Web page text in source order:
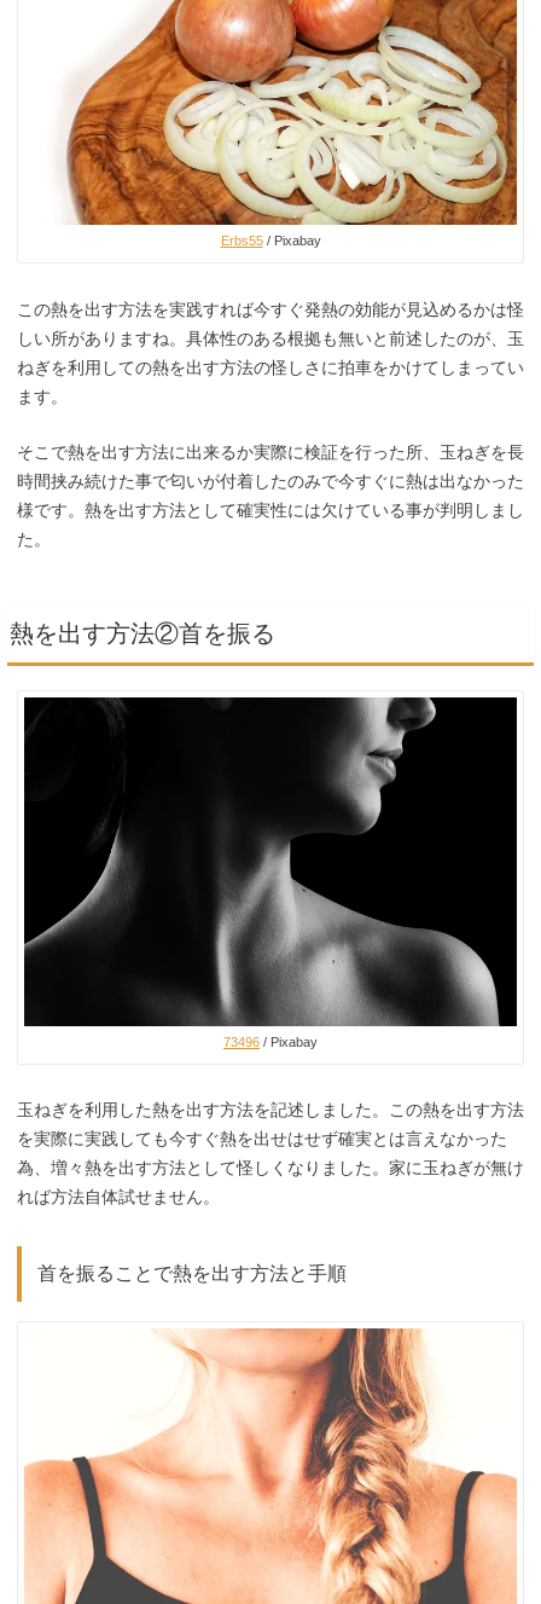
Erbs55/ Pixabay
この熱を出す方法を実践すれば今すぐ発熱の効能が見込めるかは怪
しい所がありますね。具体性のある根拠も無いと前述したのが、玉
ねぎを利用しての熱を出す方法の怪しさに拍車をかけてしまってい
ます。
そこで熱を出す方法に出来るか実際に検証を行った所、玉ねぎを長
時間挟み続けた事で匂いが付着したのみで今すぐに熱は出なかった
様です。熱を出す方法として確実性には欠けている事が判明しまし
た。
熱を出す方法②首を振る
73496 / Pixabay
玉ねぎを利用した熱を出す方法を記述しました。この熱を出す方法
を実際に実践しても今すぐ熱を出せはせず確実とは言えなかった
為、増々熱を出す方法として怪しくなりました。家に玉ねぎが無け
れば方法自体試せません。
首を振ることで熱を出す方法と手順